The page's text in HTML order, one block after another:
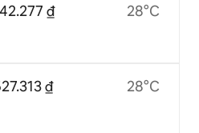
₫
₫
28°C
28°C